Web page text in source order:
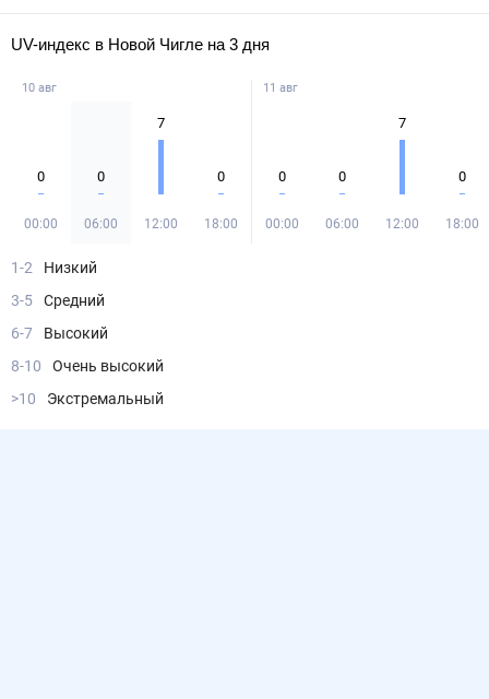
UV-индекс в Новой Чигле на 3 дня
10 авг
0
00:00
0
06:00
7
12:00
0
18:00
11 авг
0
00:00
0
06:00
7
12:00
0
18:00
1-2
Низкий
3-5
Средний
6-7
Высокий
8-10
Очень высокий
>10
Экстремальный